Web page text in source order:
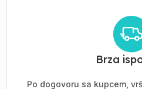
Brza
Po dogovoru sa kupcem,